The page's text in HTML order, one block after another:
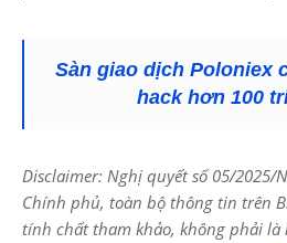
Sàn giao dịch Poloniex
hack hơn 100
Disclaimer: Nghị quyết số 05/2025/
Chính phủ, toàn bộ thông tin trên
tính chất tham khảo, không phải